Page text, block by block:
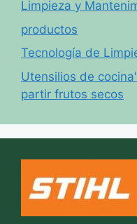
Limpieza y
productos
Tecnología de
Utensilios de
partir frutos secos